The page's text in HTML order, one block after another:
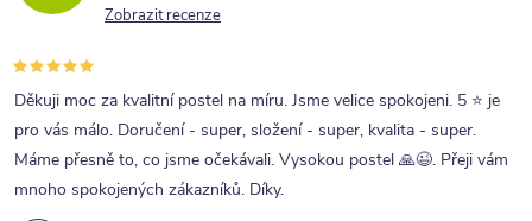
Zobrazit recenze
Děkuji moc za kvalitní postel na míru. Jsme velice spokojeni. 5 ⭐ je
pro vás málo. Doručení - super, složení - super, kvalita - super.
Máme přesně to, co jsme očekávali. Vysokou postel 🙏😉. Přeji vám
mnoho spokojených zákazníků. Díky.